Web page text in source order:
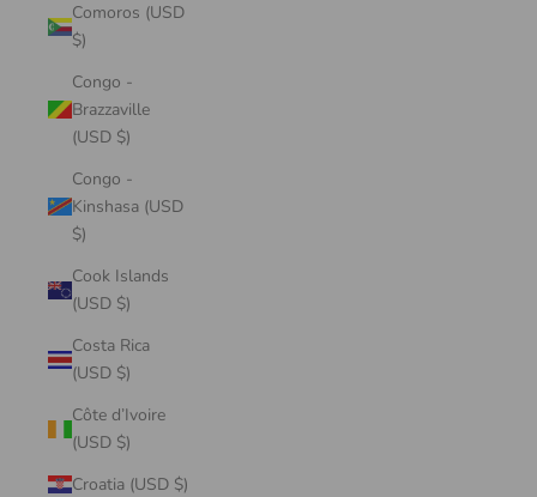
Comoros (USD
$)
Congo -
Brazzaville
(USD $)
Congo -
Kinshasa (USD
$)
Cook Islands
(USD $)
Costa Rica
(USD $)
Côte d’Ivoire
(USD $)
Croatia (USD $)